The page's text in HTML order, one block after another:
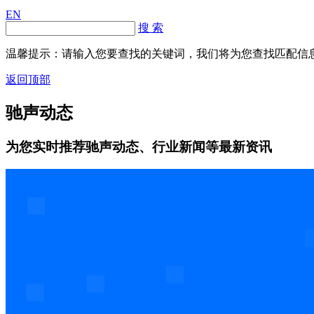
EN
搜 索
温馨提示：请输入您要查找的关键词，我们将为您查找匹配信
返回顶部
驰声动态
为您实时推荐驰声动态、行业新闻等最新资讯